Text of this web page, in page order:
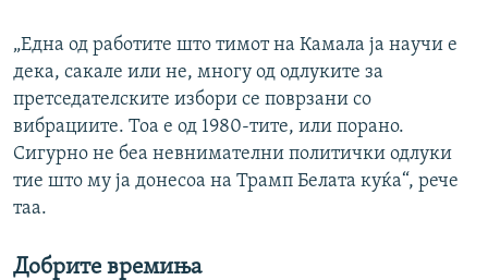
„Една од работите што тимот на Камала ја научи е
дека, сакале или не, многу од одлуките за
претседателските избори се поврзани со
вибрациите. Тоа е од 1980-тите, или порано.
Сигурно не беа невнимателни политички одлуки
тие што му ја донесоа на Трамп Белата куќа“, рече
таа.
Добрите времиња